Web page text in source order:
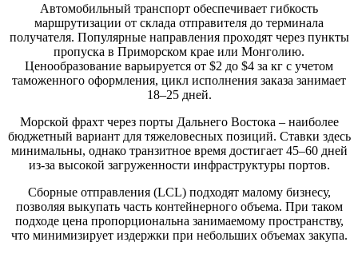
Автомобильный транспорт обеспечивает гибкость
маршрутизации от склада отправителя до терминала
получателя. Популярные направления проходят через пункты
пропуска в Приморском крае или Монголию.
Ценообразование варьируется от $2 до $4 за кг с учетом
таможенного оформления, цикл исполнения заказа занимает
18–25 дней.
Морской фрахт через порты Дальнего Востока – наиболее
бюджетный вариант для тяжеловесных позиций. Ставки здесь
минимальны, однако транзитное время достигает 45–60 дней
из-за высокой загруженности инфраструктуры портов.
Сборные отправления (LCL) подходят малому бизнесу,
позволяя выкупать часть контейнерного объема. При таком
подходе цена пропорциональна занимаемому пространству,
что минимизирует издержки при небольших объемах закупа.